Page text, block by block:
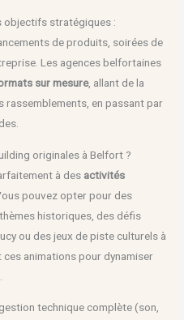
objectifs stratégiques :
de produits, soirées de
Les agences belfortaines
sur mesure, allant de la
rassemblements, en passant par
originales à Belfort ?
à des activités
pouvez opter pour des
historiques, des défis
ou des jeux de piste culturels à
animations pour dynamiser
technique complète (son,